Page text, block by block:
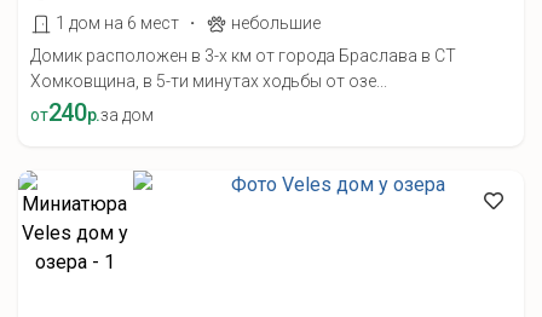
1 дом на 6 мест
·
небольшие
Домик расположен в 3-х км от города Браслава в СТ
Хомковщина, в 5-ти минутах ходьбы от озе...
от240р.за дом